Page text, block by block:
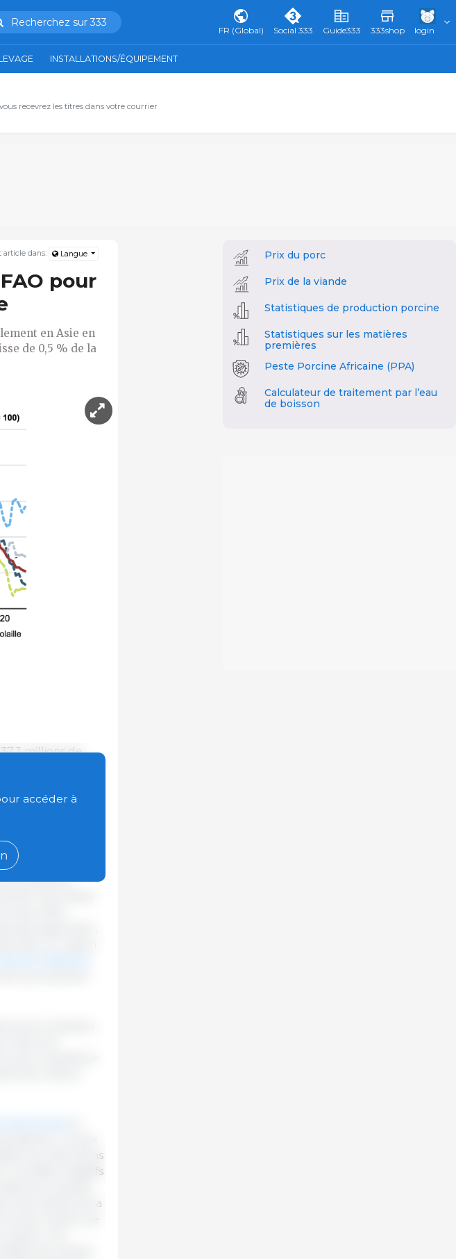
Recherchez sur 333
FR (Global) Social 333 Guide333 333shop login
INSTALLATIONS/ÉQUIPEMENT
recevrez les titres dans votre courrier
article dans: Langue
pour
en Asie en
de 0,5 % de la
millions de
avait été
de
en Asie et
est
production
de viande
d'une offre
augmenter,
en raison
de la viande a
liées à la
pour équilibrer
de relance
de tonnes
un taux
les restrictions
les effets négatifs
de la viande
de viande de la
à partir de
Une
de viande
accéder à
Prix du porc
Prix de la viande
Statistiques de production porcine
Statistiques sur les matières
premières
Peste Porcine Africaine (PPA)
Calculateur de traitement par l’eau
de boisson